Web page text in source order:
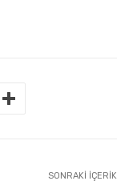
SONRAKI İÇERIK